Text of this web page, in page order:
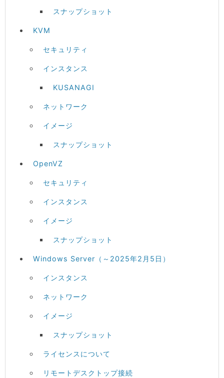
スナップショット
KVM
セキュリティ
インスタンス
KUSANAGI
ネットワーク
イメージ
スナップショット
OpenVZ
セキュリティ
インスタンス
イメージ
スナップショット
Windows Server（～2025年2月5日）
インスタンス
ネットワーク
イメージ
スナップショット
ライセンスについて
リモートデスクトップ接続